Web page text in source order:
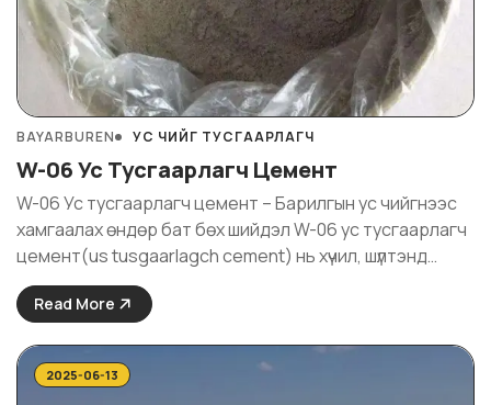
BAYARBUREN УС ЧИЙГ ТУСГААРЛАГЧ
W-06 Ус Тусгаарлагч Цемент
W-06 Ус тусгаарлагч цемент – Барилгын ус чийгнээс
хамгаалах өндөр бат бөх шийдэл W-06 ус тусгаарлагч
цемент(us tusgaarlagch cement) нь хүчил, шүлтэнд
тэсвэртэй, ан цав дагах чадвар өндөртэй, барилгын
ус тусгаарлалтын ажлын стандарт шаардлагад
Химийн найрлагын хувьд ус ...
Read More
2025-06-13